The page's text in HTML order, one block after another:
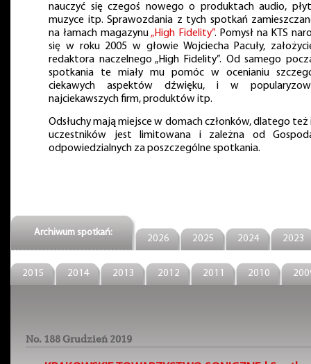
nauczyć się czegoś nowego o produktach audio,
muzyce itp. Sprawozdania z tych spotkań
na łamach magazynu „High Fidelity”. Pomysł na KTS
się w roku 2005 w głowie Wojciecha Pacuły,
redaktora naczelnego „High Fidelity”. Od samego
spotkania te miały mu pomóc w ocenianiu
ciekawych aspektów dźwięku, i w
najciekawszych firm, produktów itp.
Odsłuchy mają miejsce w domach członków, dlatego też
uczestników jest limitowana i zależna od
odpowiedzialnych za poszczególne spotkania.
Archiwum spotkań:
2026 2025 2024 2023
2015 2014 2013 2012 2011 2010
No. 188 Grudzień 2019